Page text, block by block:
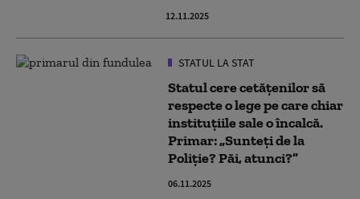
12.11.2025
STATUL LA STAT
Statul cere cetățenilor să
respecte o lege pe care chiar
instituțiile sale o încalcă.
Primar: „Sunteți de la
Poliție? Păi, atunci?”
06.11.2025